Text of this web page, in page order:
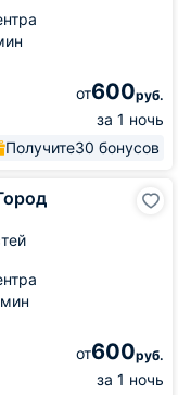
от600руб.
за 1 ночь
Получите30 бонусов
от600руб.
за 1 ночь